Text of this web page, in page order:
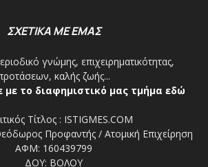
ΣΧΕΤΙΚΑ ΜΕ ΕΜΑΣ
γνώμης, επιχειρηματικότητας,
καλής ζωής...
με το διαφημιστικό μας τμήμα εδώ
Τίτλος : ISTIGMES.COM
Προφαντής / Ατομική Επιχείρηση
ΑΦΜ: 160439799
ΔΟΥ: ΒΟΛΟΥ